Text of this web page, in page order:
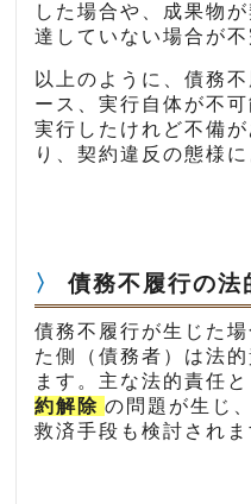
した場合や、成果物
達していない場合が
以上のように、債務
ース、実行自体が不
実行したけれど不備
り、契約違反の態様
債務不履行の法
債務不履行が生じた
た側（債務者）は法
ます。主な法的責任と
約解除 の問題が生じ
救済手段も検討されま